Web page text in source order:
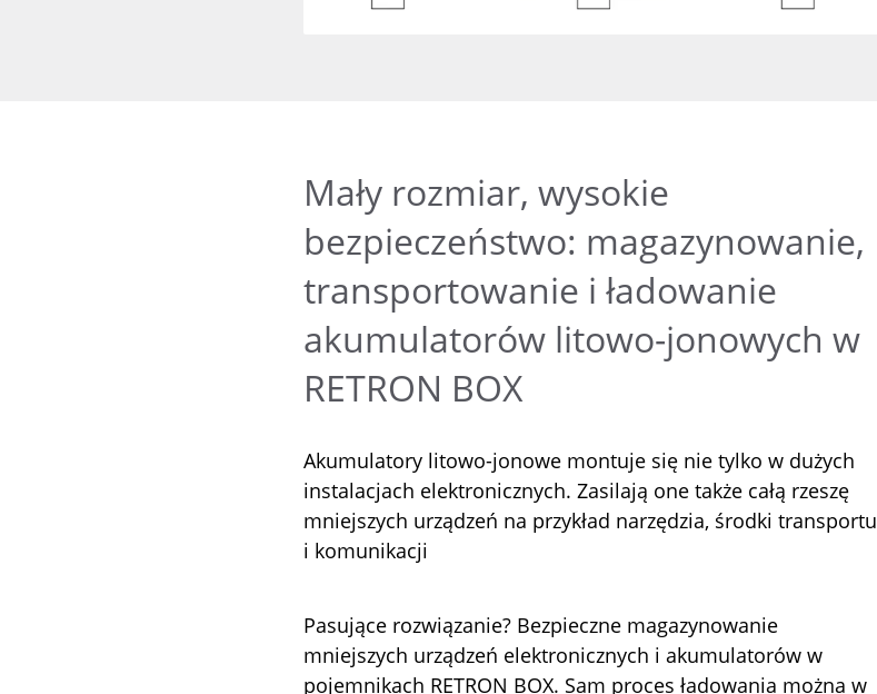
Mały rozmiar, wysokie
bezpieczeństwo: magazynowanie,
transportowanie i ładowanie
akumulatorów litowo-jonowych w
RETRON BOX
Akumulatory litowo-jonowe montuje się nie tylko w dużych
instalacjach elektronicznych. Zasilają one także całą rzeszę
mniejszych urządzeń na przykład narzędzia, środki transportu
i komunikacji
Pasujące rozwiązanie? Bezpieczne magazynowanie
mniejszych urządzeń elektronicznych i akumulatorów w
pojemnikach RETRON BOX. Sam proces ładowania można w